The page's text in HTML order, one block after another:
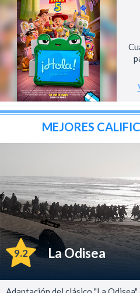
MEJORES
9.2 La Odisea